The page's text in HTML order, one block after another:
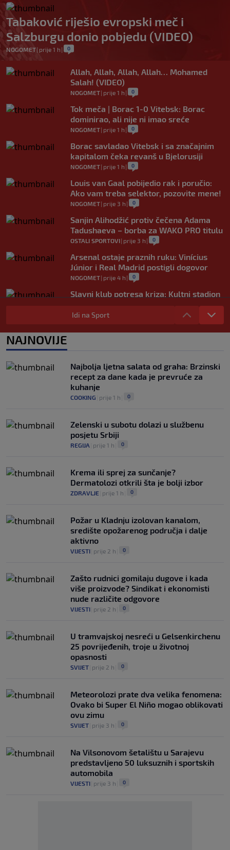
Tabaković riješio evropski meč i
Salzburgu donio pobjedu (VIDEO)
NOGOMET| prije 1 h | 0
Allah, Allah, Allah, Allah… Mohamed
Salah! (VIDEO)
NOGOMET| prije 1 h | 0
Tok meča | Borac 1-0 Vitebsk: Borac
dominirao, ali nije ni imao sreće
NOGOMET| prije 1 h | 0
Borac savladao Vitebsk i sa značajnim
kapitalom čeka revanš u Bjelorusiji
NOGOMET| prije 1 h | 0
Louis van Gaal pobijedio rak i poručio:
Ako vam treba selektor, pozovite mene!
NOGOMET| prije 3 h | 0
Sanjin Alihodžić protiv čečena Adama
Tadushaeva – borba za WAKO PRO titulu
OSTALI SPORTOVI| prije 3 h | 0
Arsenal ostaje praznih ruku: Vinícius
Júnior i Real Madrid postigli dogovor
NOGOMET| prije 4 h | 0
Slavni klub potresa kriza: Kultni stadion
u Italiji bit će prazan na početku sezone,
navijači objavili rat upravi
Idi na Sport
NAJNOVIJE
Najbolja ljetna salata od graha: Brzinski
recept za dane kada je prevruće za
kuhanje
COOKING prije 1 h 0
Zelenski u subotu dolazi u službenu
posjetu Srbiji
REGIJA prije 1 h 0
Krema ili sprej za sunčanje?
Dermatolozi otkrili šta je bolji izbor
ZDRAVLJE prije 1 h 0
Požar u Kladnju izolovan kanalom,
središte opožarenog područja i dalje
aktivno
VIJESTI prije 2 h 0
Zašto rudnici gomilaju dugove i kada
više proizvode? Sindikat i ekonomisti
nude različite odgovore
VIJESTI prije 2 h 0
U tramvajskoj nesreći u Gelsenkirchenu
25 povrijeđenih, troje u životnoj
opasnosti
SVIJET prije 2 h 0
Meteorolozi prate dva velika fenomena:
Ovako bi Super El Niño mogao oblikovati
ovu zimu
SVIJET prije 3 h 0
Na Vilsonovom šetalištu u Sarajevu
predstavljeno 50 luksuznih i sportskih
automobila
VIJESTI prije 3 h 0